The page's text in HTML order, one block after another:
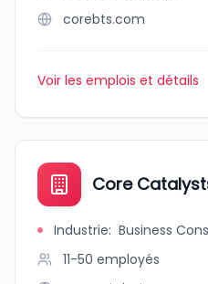
corebts.com
Voir les emplois et détails
Core
Industrie: Business
11-50 employés